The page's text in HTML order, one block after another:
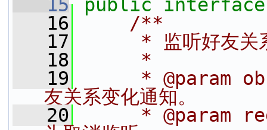
   15
public
   16
    /**
   17
* 监听好友关
   18
     *
   19
* @param
友关系变化通知。
   20
* @param